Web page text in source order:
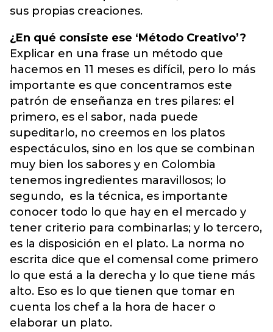
sus propias creaciones.
¿En qué consiste ese ‘Método Creativo’?
Explicar en una frase un método que
hacemos en 11 meses es difícil, pero lo más
importante es que concentramos este
patrón de enseñanza en tres pilares: el
primero, es el sabor, nada puede
supeditarlo, no creemos en los platos
espectáculos, sino en los que se combinan
muy bien los sabores y en Colombia
tenemos ingredientes maravillosos; lo
segundo, es la técnica, es importante
conocer todo lo que hay en el mercado y
tener criterio para combinarlas; y lo tercero,
es la disposición en el plato. La norma no
escrita dice que el comensal come primero
lo que está a la derecha y lo que tiene más
alto. Eso es lo que tienen que tomar en
cuenta los chef a la hora de hacer o
elaborar un plato.